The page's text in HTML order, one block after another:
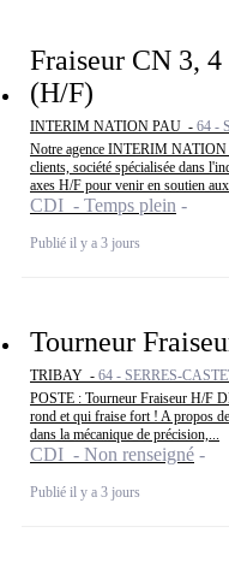
Fraiseur CN 3,
(H/F)
INTERIM NATION PAU - 64 -
Notre agence INTERIM NATION
clients, société spécialisée dans
axes H/F pour venir en soutien
CDI - Temps plein
Publié il y a 3 jours
Tourneur
TRIBAY - 64 - SERRES-
POSTE : Tourneur Fraiseur H/F
rond et qui fraise fort ! A propos
dans la mécanique de précision,...
CDI - Non renseigné
Publié il y a 3 jours